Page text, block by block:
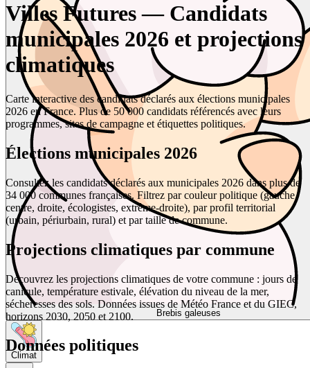
Brebis galeuses
Climat
Villes Futures — Candidats
municipales 2026 et projections
climatiques
Carte interactive des candidats déclarés aux élections municipales
2026 en France. Plus de 50 000 candidats référencés avec leurs
programmes, sites de campagne et étiquettes politiques.
Élections municipales 2026
Consultez les candidats déclarés aux municipales 2026 dans plus de
34 000 communes françaises. Filtrez par couleur politique (gauche,
centre, droite, écologistes, extrême-droite), par profil territorial
(urbain, périurbain, rural) et par taille de commune.
Projections climatiques par commune
Découvrez les projections climatiques de votre commune : jours de
canicule, température estivale, élévation du niveau de la mer,
sécheresses des sols. Données issues de Météo France et du GIEC,
horizons 2030, 2050 et 2100.
Données politiques